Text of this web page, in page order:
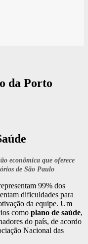
da Porto
econômica que oferece
de São Paulo
99% dos
dificuldades para
da equipe. Um
como plano de saúde,
do país, de acordo
Nacional das